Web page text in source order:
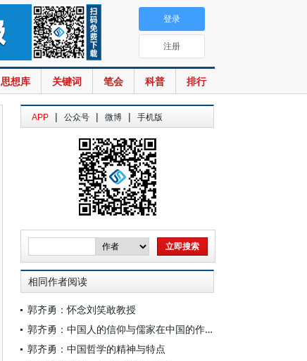
思想库 关键词 笔会 科普 排行
登录
注册
APP | 公众号 | 微博 | 手机版
相同作者阅读
郭齐勇：怀念刘笑敢教授
郭齐勇：中国人的信仰与儒家在中国的作用
郭齐勇：中国哲学的精神与特点